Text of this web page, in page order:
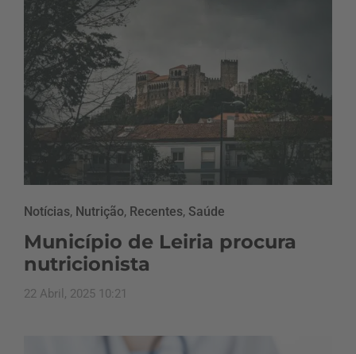
Notícias, Nutrição, Recentes, Saúde
Município de Leiria procura
nutricionista
22 Abril, 2025 10:21